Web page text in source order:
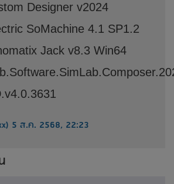
Designer v2024
SoMachine 4.1 SP1.2
Jack v8.3 Win64
5 ส.ค. 2568, 22:23